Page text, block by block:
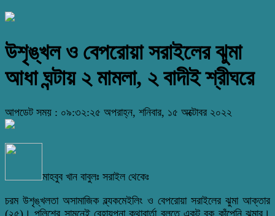
উশৃঙ্খল ও বেপরোয়া সরাইলের ঝুমা
আধা ঘন্টায় ২ মামলা, ২ বাদীই শ্রীঘরে
আপডেট সময় : ০৯:৩২:২৫ অপরাহ্ন, শনিবার, ১৫ অক্টোবর ২০২২
মাহবুব খান বাবুলঃ সরাইল থেকেঃ
চরম উশৃঙ্খলতা অসামাজিক ব্ল্যকমেইলিং ও বেপরোয়া সরাইলের ঝুমা আক্তার
(২৫)। পুলিশের সামনেই বেহায়পনা কথাবার্তা বলতে একটু বুক কাঁপেনি ঝুমার।